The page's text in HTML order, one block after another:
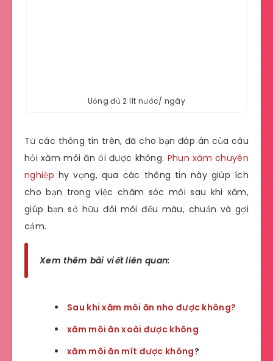
Uổng đủ 2 lít nước/ ngày
Từ các thông tin trên, đã cho bạn đáp án của câu
hỏi xăm môi ăn ổi được không. Phun xăm chuyên
nghiệp hy vọng, qua các thông tin này giúp ích
cho bạn trong việc chăm sóc môi sau khi xăm,
giúp bạn sở hữu đôi môi đều màu, chuẩn và gợi
cảm.
Xem thêm bài viết liên quan:
Sau khi xăm môi ăn nho được không?
xăm môi ăn xoài được không
xăm môi ăn mít được không?